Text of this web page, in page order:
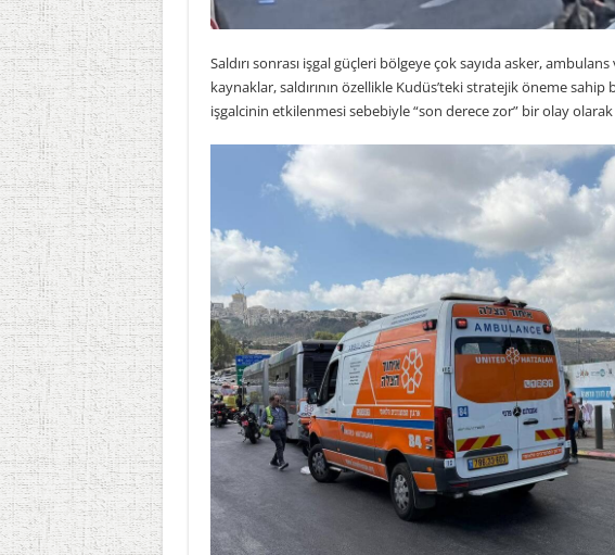
Saldırı sonrası işgal güçleri bölgeye çok sayıda asker,
kaynaklar, saldırının özellikle Kudüs’teki stratejik öneme
işgalcinin etkilenmesi sebebiyle “son derece zor” bir olay